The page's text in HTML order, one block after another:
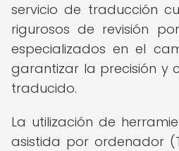
servicio de traducción
rigurosos de revisión
especializados en el
garantizar la precisión y
traducido.
La utilización de
asistida por ordenador